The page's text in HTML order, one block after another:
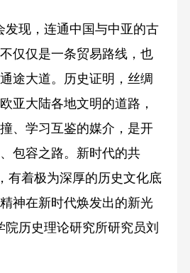
现，连通中国与中亚的古
仅仅是一条贸易路线，也
途大道。历史证明，丝绸
亚大陆各地文明的道路，
、学习互鉴的媒介，是开
包容之路。新时代的共
有着极为深厚的历史文化底
神在新时代焕发出的新光
院历史理论研究所研究员刘